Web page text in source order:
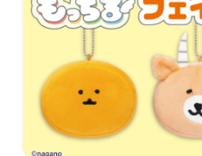
CAPSULE
プライバシーポリ